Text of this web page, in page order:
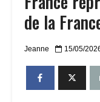
de la
Jeanne 15/05/